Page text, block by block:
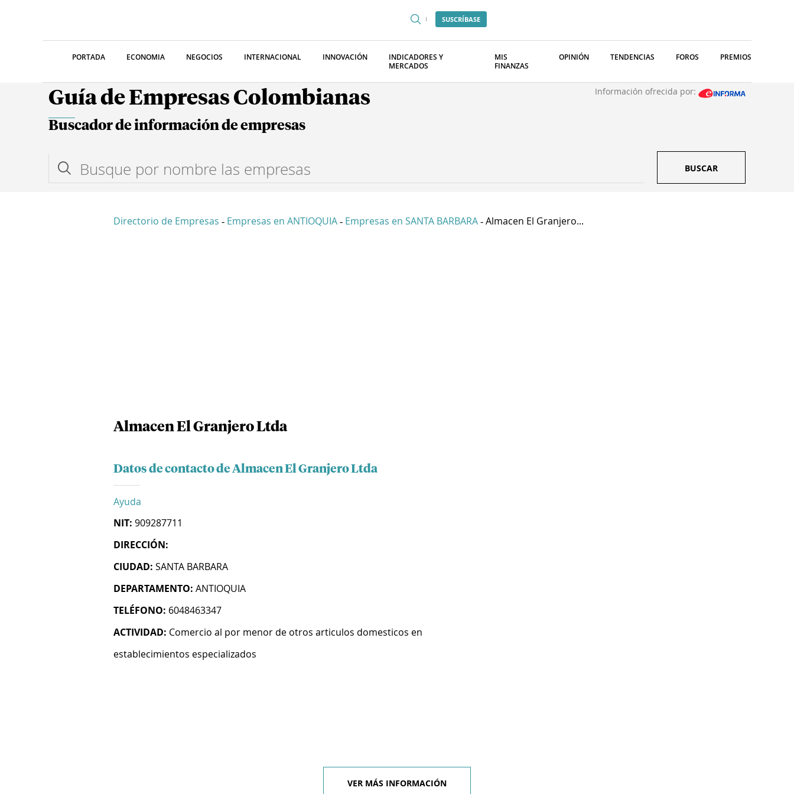
SUSCRÍBASE
PORTADA ECONOMIA NEGOCIOS INTERNACIONAL INNOVACIÓN
INDICADORES Y
MERCADOS
MIS
FINANZAS
OPINIÓN TENDENCIAS FOROS PREMIOS
Guía de Empresas Colombianas Información ofrecida por:
Buscador de información de empresas
BUSCAR
Directorio de Empresas - Empresas en ANTIOQUIA - Empresas en SANTA BARBARA - Almacen El Granjero...
Almacen El Granjero Ltda
Datos de contacto de Almacen El Granjero Ltda
Ayuda
NIT: 909287711
DIRECCIÓN:
CIUDAD: SANTA BARBARA
DEPARTAMENTO: ANTIOQUIA
TELÉFONO: 6048463347
ACTIVIDAD: Comercio al por menor de otros articulos domesticos en
establecimientos especializados
VER MÁS INFORMACIÓN